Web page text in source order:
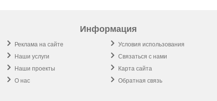
Информация
Реклама на сайте
Наши услуги
Наши проекты
О нас
Условия использования
Связаться с нами
Карта сайта
Обратная связь